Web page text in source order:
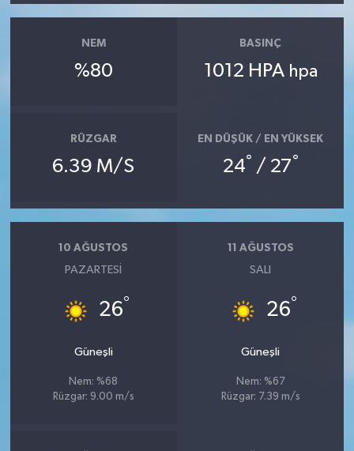
NEM
%80
BASINÇ
1012 HPA hpa
RÜZGAR
6.39 M/S
EN DÜŞÜK / EN YÜKSEK
24° / 27°
10 AĞUSTOS
PAZARTESI
26°
Güneşli
Nem: %68
Rüzgar: 9.00 m/s
11 AĞUSTOS
SALI
26°
Güneşli
Nem: %67
Rüzgar: 7.39 m/s